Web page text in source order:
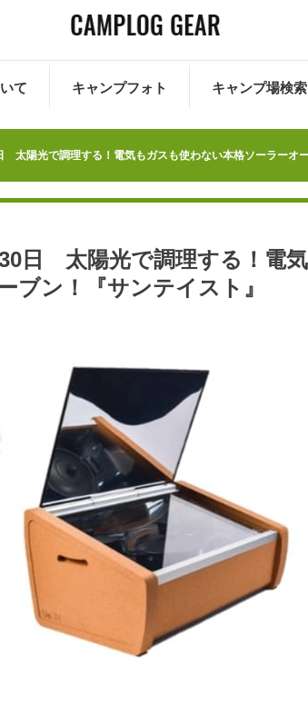
て キャンプフォト キャンプ場検索
太陽光で調理する！電気もガスも使わない本格ソーラーオ
30日 太陽光で調理する！電気
ブン！『サンテイスト』